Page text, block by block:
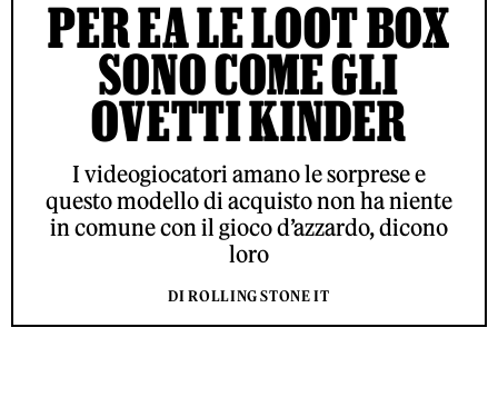
PER EA LE LOOT BOX
SONO COME GLI
OVETTI KINDER
I videogiocatori amano le sorprese e
questo modello di acquisto non ha niente
in comune con il gioco d’azzardo, dicono
loro
DI ROLLING STONE IT